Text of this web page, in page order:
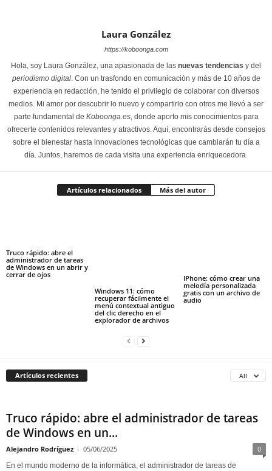
Laura González
https://koboonga.com
Hola, soy Laura González, una apasionada de las nuevas tendencias y del
periodismo digital. Con un trasfondo en comunicación y más de 10 años de
experiencia en redacción, he tenido el privilegio de colaborar con diversos
medios. Mi amor por descubrir lo nuevo y compartirlo con otros me llevó a ser
parte fundamental de Koboonga.es, donde aporto mis conocimientos para
ofrecerte contenidos relevantes y atractivos. Aquí, encontrarás desde consejos
sobre el bienestar hasta innovaciones tecnológicas que cambiarán tu día a
día. Juntos, haremos de cada visita una experiencia enriquecedora.
Artículos relacionados Más del autor
Truco rápido: abre el
administrador de tareas
de Windows en un abrir y
cerrar de ojos
Windows 11: cómo
recuperar fácilmente el
menú contextual antiguo
del clic derecho en el
explorador de archivos
IPhone: cómo crear una
melodía personalizada
gratis con un archivo de
audio
Artículos recientes All
Truco rápido: abre el administrador de tareas
de Windows en un...
Alejandro Rodríguez - 05/06/2025 0
En el mundo moderno de la informática, el administrador de tareas de